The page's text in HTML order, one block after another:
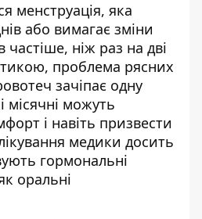
менструація, яка
або вимагає зміни
частіше, ніж раз на дві
проблема рясних
зачіпає одну
місячні можуть
і навіть призвести
медики досить
гормональні
оральні